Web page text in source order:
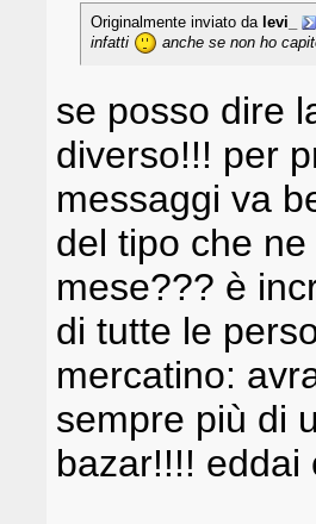
Originalmente inviato da levi_
infatti
anche se non ho
se posso dire
diverso!!! per
messaggi va
del tipo che
mese??? è
di tutte le
mercatino:
sempre più di
bazar!!!! eddai